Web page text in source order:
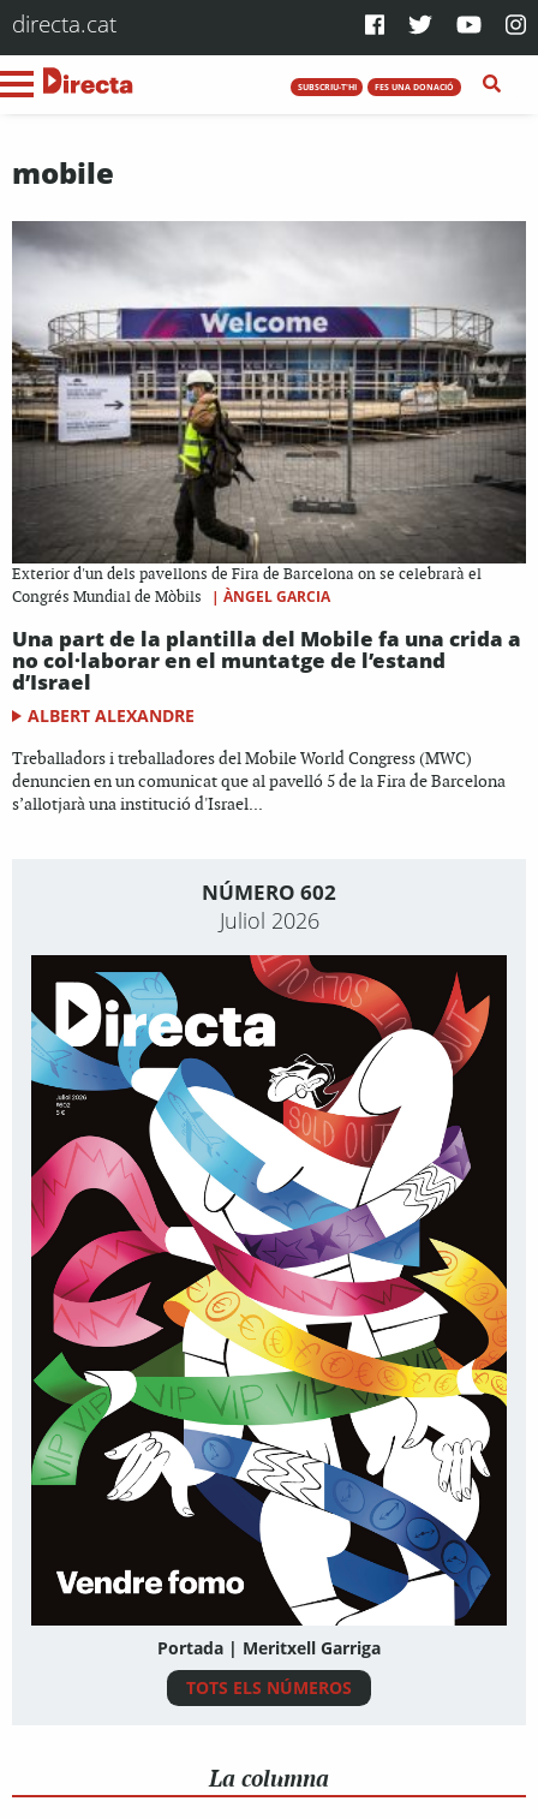
directa.cat
SUBSCRIU-T'HI FES UNA DONACIÓ
mobile
Exterior d'un dels pavellons de Fira de Barcelona on se celebrarà el
Congrés Mundial de Mòbils
| ÀNGEL GARCIA
Una part de la plantilla del Mobile fa una crida a
no col·laborar en el muntatge de l’estand
d’Israel
ALBERT ALEXANDRE
Treballadors i treballadores del Mobile World Congress (MWC)
denuncien en un comunicat que al pavelló 5 de la Fira de Barcelona
s’allotjarà una institució d'Israel...
NÚMERO 602
Juliol 2026
Portada | Meritxell Garriga
TOTS ELS NÚMEROS
La columna